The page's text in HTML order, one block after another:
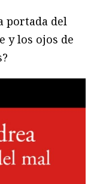
portada del
y los ojos de